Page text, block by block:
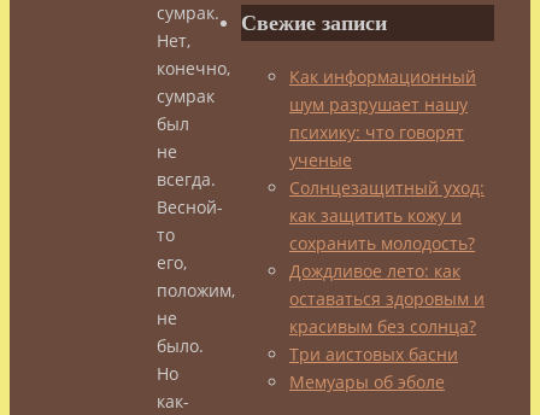
сумрак.
Нет,
конечно,
сумрак
был
не
всегда.
Весной-
то
его,
положим,
не
было.
Но
как-
Свежие записи
Как информационный
шум разрушает нашу
психику: что говорят
ученые
Солнцезащитный уход:
как защитить кожу и
сохранить молодость?
Дождливое лето: как
оставаться здоровым и
красивым без солнца?
Три аистовых басни
Мемуары об эболе